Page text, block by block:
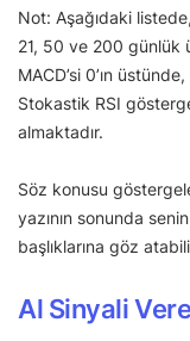
Not: Aşağıdaki
21, 50 ve 200 günlük
MACD’si 0’ın
Stokastik RSI
almaktadır.
Söz konusu
yazının sonunda
başlıklarına göz
Al Sinyali